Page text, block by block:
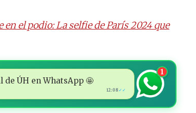
en el podio: La selfie de París 2024 que
ÚH en WhatsApp 🤩
12:08 ✓✓
1